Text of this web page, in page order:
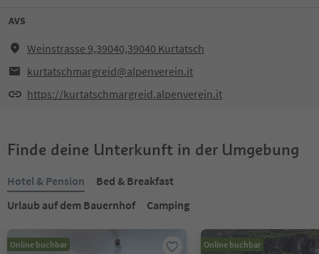
AVS
Weinstrasse 9,39040,39040 Kurtatsch
kurtatschmargreid@alpenverein.it
https://kurtatschmargreid.alpenverein.it
Finde deine Unterkunft in der Umgebung
Hotel & Pension
Bed & Breakfast
Urlaub auf dem Bauernhof
Camping
Online buchbar Online buchbar